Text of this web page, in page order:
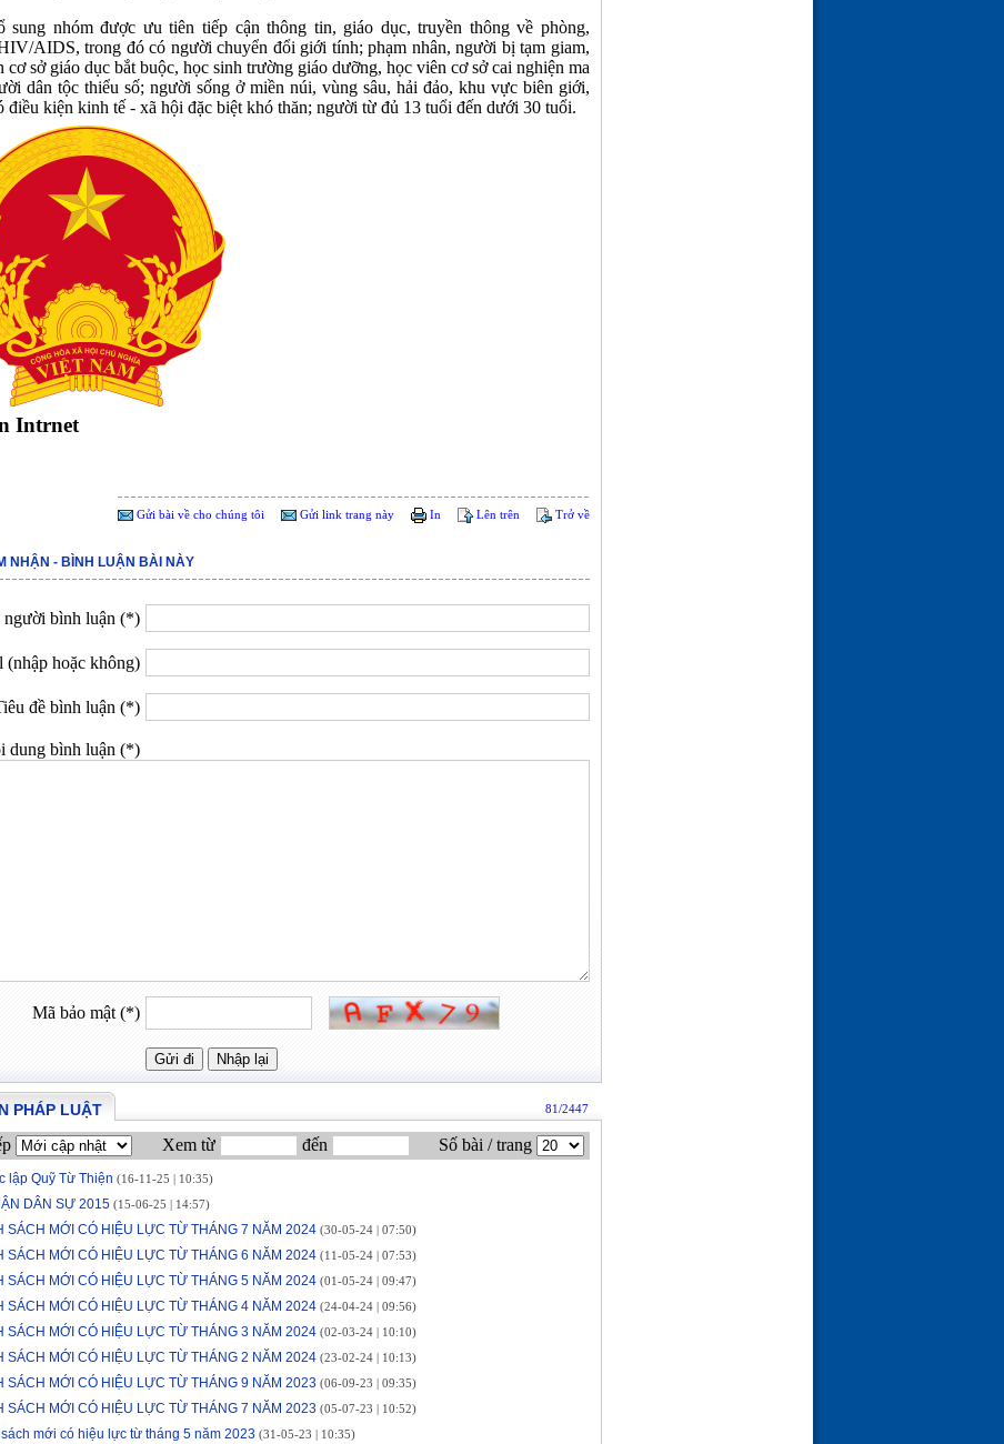
sung nhóm được ưu tiên tiếp cận thông tin, giáo dục, truyền thông về phòng,
AIDS, trong đó có người chuyển đổi giới tính; phạm nhân, người bị tạm giam,
cơ sở giáo dục bắt buộc, học sinh trường giáo dưỡng, học viên cơ sở cai nghiện ma
dân tộc thiểu số; người sống ở miền núi, vùng sâu, hải đảo, khu vực biên giới,
điều kiện kinh tế - xã hội đặc biệt khó thăn; người từ đủ 13 tuổi đến dưới 30 tuổi.
Intrnet
Gửi bài về cho chúng tôi Gửi link trang này In Lên trên Trở về
NHẬN - BÌNH LUẬN BÀI NÀY
người bình luận (*)
(nhập hoặc không)
đề bình luận (*)
dung bình luận (*)
Mã bảo mật (*)
PHÁP LUẬT 81/2447
Xem từ đến Số bài / trang
lập Quỹ Từ Thiện (16-11-25 | 10:35)
DÂN SỰ 2015 (15-06-25 | 14:57)
SÁCH MỚI CÓ HIỆU LỰC TỪ THÁNG 7 NĂM 2024 (30-05-24 | 07:50)
SÁCH MỚI CÓ HIỆU LỰC TỪ THÁNG 6 NĂM 2024 (11-05-24 | 07:53)
SÁCH MỚI CÓ HIỆU LỰC TỪ THÁNG 5 NĂM 2024 (01-05-24 | 09:47)
SÁCH MỚI CÓ HIỆU LỰC TỪ THÁNG 4 NĂM 2024 (24-04-24 | 09:56)
SÁCH MỚI CÓ HIỆU LỰC TỪ THÁNG 3 NĂM 2024 (02-03-24 | 10:10)
SÁCH MỚI CÓ HIỆU LỰC TỪ THÁNG 2 NĂM 2024 (23-02-24 | 10:13)
SÁCH MỚI CÓ HIỆU LỰC TỪ THÁNG 9 NĂM 2023 (06-09-23 | 09:35)
SÁCH MỚI CÓ HIỆU LỰC TỪ THÁNG 7 NĂM 2023 (05-07-23 | 10:52)
mới có hiệu lực từ tháng 5 năm 2023 (31-05-23 | 10:35)